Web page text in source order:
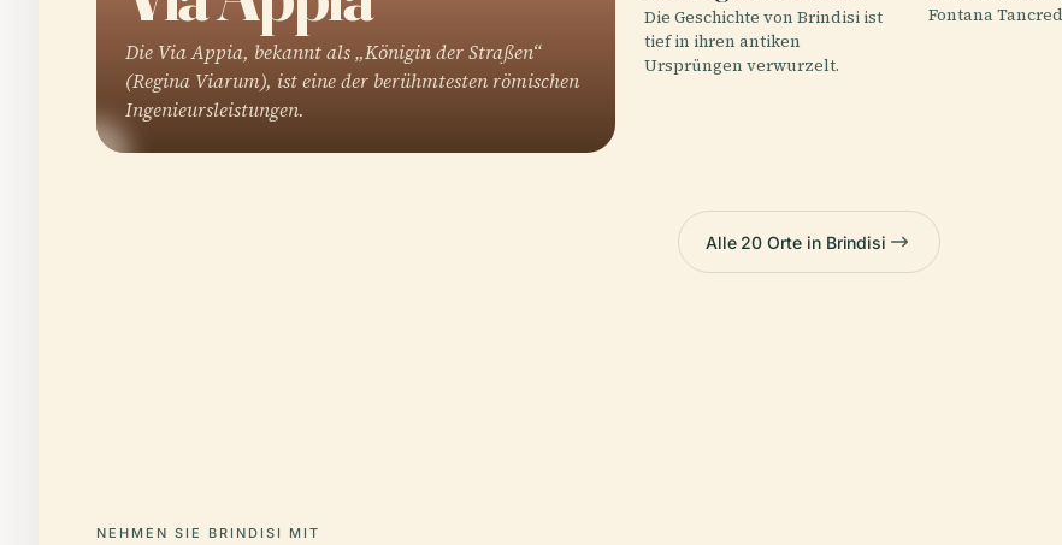
Die Via Appia, bekannt als „Königin der Straßen“
(Regina Viarum), ist eine der berühmtesten römischen
Ingenieursleistungen.
Die Geschichte von Brindisi ist
tief in ihren antiken
Ursprüngen verwurzelt.
Fontana
Alle 20 Orte in Brindisi
NEHMEN SIE BRINDISI MIT